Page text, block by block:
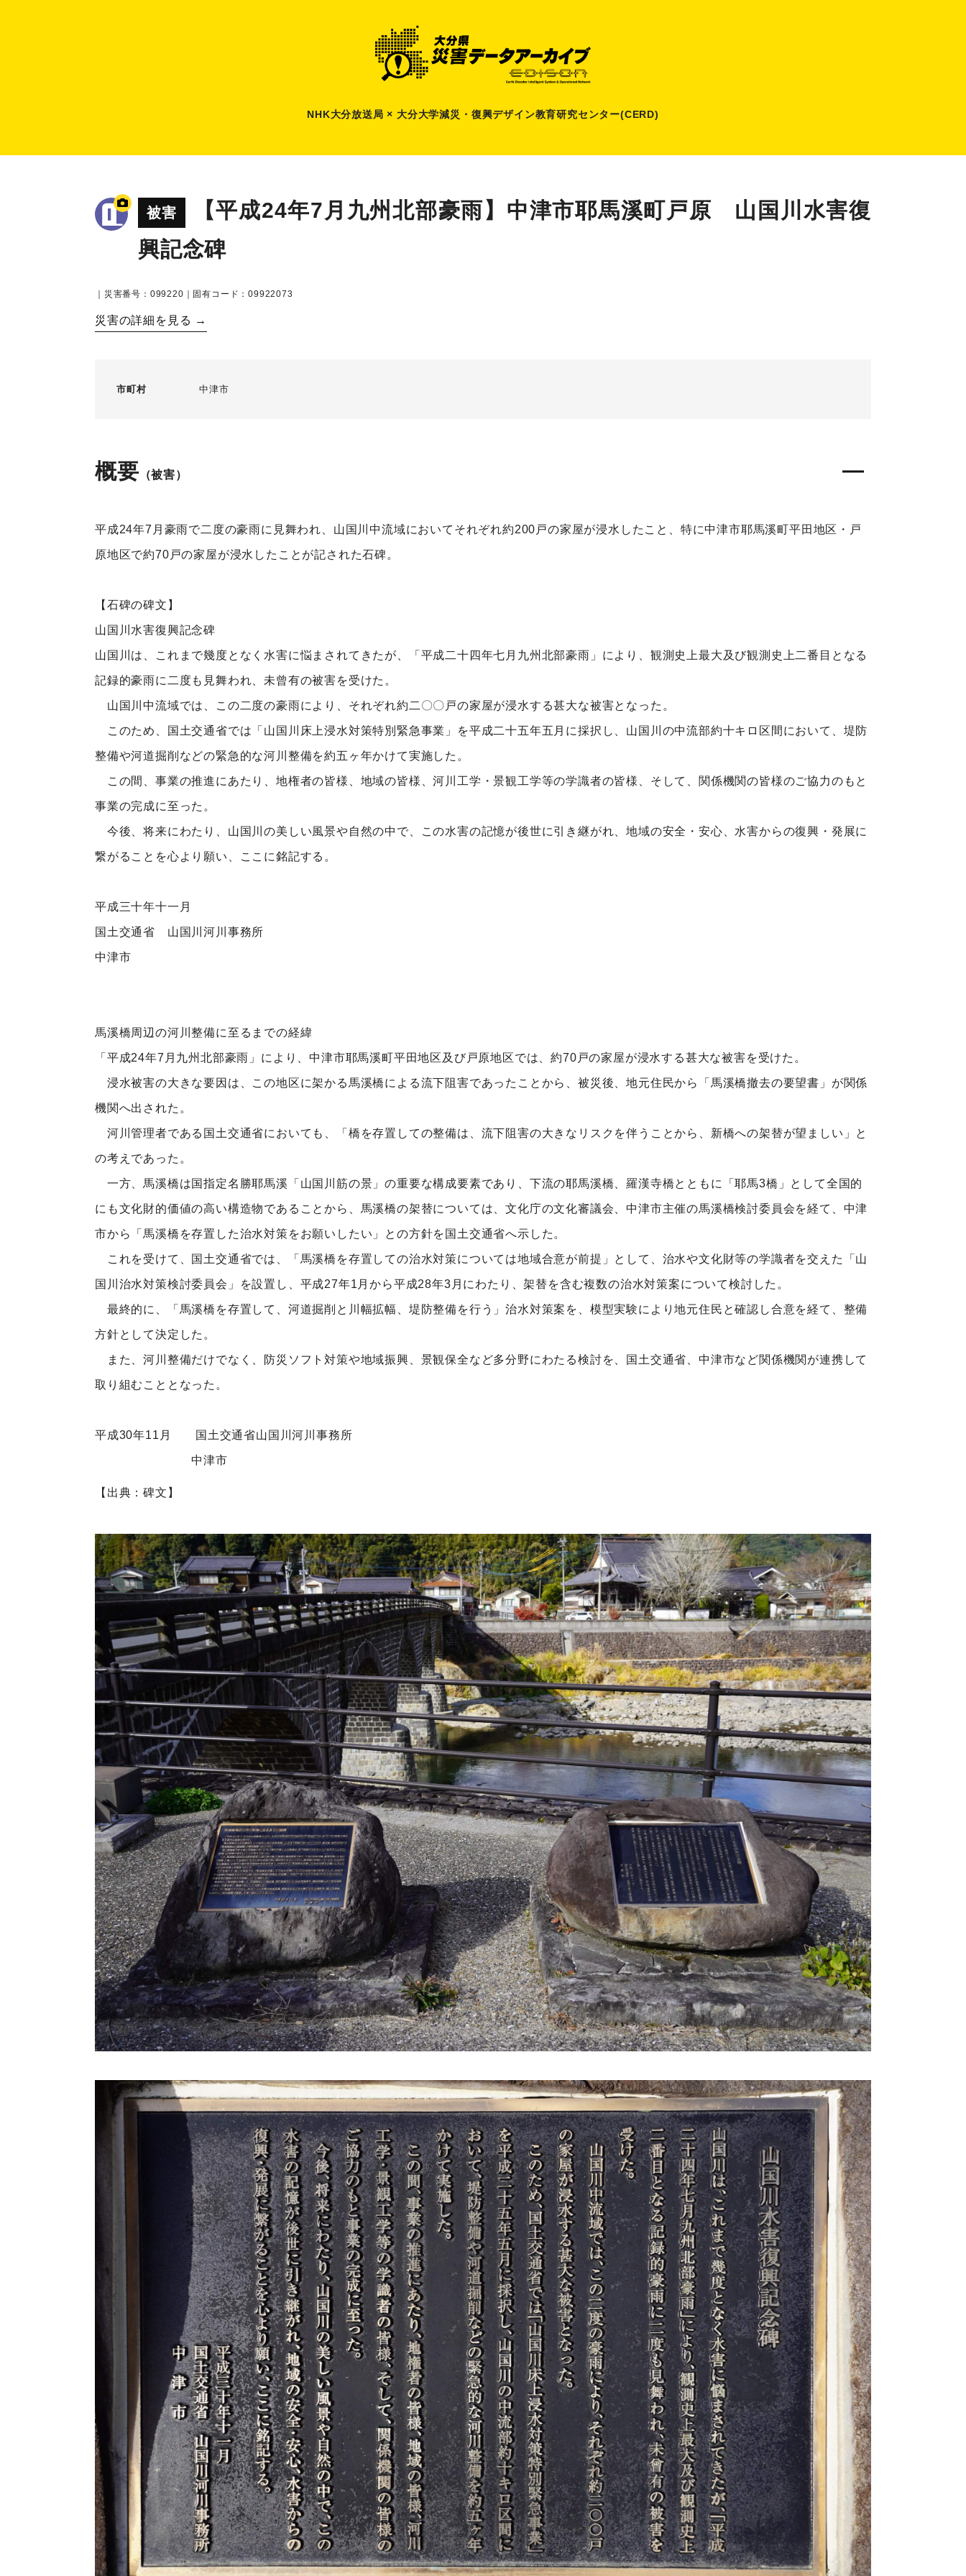
NHK大分放送局 × 大分大学減災 ・ 復興デザイン教育研究センター(CERD)
被害
【平成24年7月九州北部豪雨】中津市耶馬溪町戸原 山国川水害復
興記念碑
｜災害番号：099220｜固有コード：09922073
災害の詳細を見る →
市町村 中津市
概要 （被害）
平成24年7月豪雨で二度の豪雨に見舞われ、山国川中流域においてそれぞれ約200戸の家屋が浸水したこと、特に中津市耶馬溪町平田地区・戸
原地区で約70戸の家屋が浸水したことが記された石碑。
【石碑の碑文】
山国川水害復興記念碑
山国川は、これまで幾度となく水害に悩まされてきたが、「平成二十四年七月九州北部豪雨」により、観測史上最大及び観測史上二番目となる
記録的豪雨に二度も見舞われ、未曾有の被害を受けた。
山国川中流域では、この二度の豪雨により、それぞれ約二〇〇戸の家屋が浸水する甚大な被害となった。
このため、国土交通省では「山国川床上浸水対策特別緊急事業」を平成二十五年五月に採択し、山国川の中流部約十キロ区間において、堤防
整備や河道掘削などの緊急的な河川整備を約五ヶ年かけて実施した。
この間、事業の推進にあたり、地権者の皆様、地域の皆様、河川工学・景観工学等の学識者の皆様、そして、関係機関の皆様のご協力のもと
事業の完成に至った。
今後、将来にわたり、山国川の美しい風景や自然の中で、この水害の記憶が後世に引き継がれ、地域の安全・安心、水害からの復興・発展に
繋がることを心より願い、ここに銘記する。
平成三十年十一月
国土交通省 山国川河川事務所
中津市
馬溪橋周辺の河川整備に至るまでの経緯
「平成24年7月九州北部豪雨」により、中津市耶馬溪町平田地区及び戸原地区では、約70戸の家屋が浸水する甚大な被害を受けた。
浸水被害の大きな要因は、この地区に架かる馬溪橋による流下阻害であったことから、被災後、地元住民から「馬溪橋撤去の要望書」が関係
機関へ出された。
河川管理者である国土交通省においても、「橋を存置しての整備は、流下阻害の大きなリスクを伴うことから、新橋への架替が望ましい」と
の考えであった。
一方、馬溪橋は国指定名勝耶馬溪「山国川筋の景」の重要な構成要素であり、下流の耶馬溪橋、羅漢寺橋とともに「耶馬3橋」として全国的
にも文化財的価値の高い構造物であることから、馬溪橋の架替については、文化庁の文化審議会、中津市主催の馬溪橋検討委員会を経て、中津
市から「馬溪橋を存置した治水対策をお願いしたい」との方針を国土交通省へ示した。
これを受けて、国土交通省では、「馬溪橋を存置しての治水対策については地域合意が前提」として、治水や文化財等の学識者を交えた「山
国川治水対策検討委員会」を設置し、平成27年1月から平成28年3月にわたり、架替を含む複数の治水対策案について検討した。
最終的に、「馬溪橋を存置して、河道掘削と川幅拡幅、堤防整備を行う」治水対策案を、模型実験により地元住民と確認し合意を経て、整備
方針として決定した。
また、河川整備だけでなく、防災ソフト対策や地域振興、景観保全など多分野にわたる検討を、国土交通省、中津市など関係機関が連携して
取り組むこととなった。
平成30年11月 国土交通省山国川河川事務所
中津市
【出典：碑文】